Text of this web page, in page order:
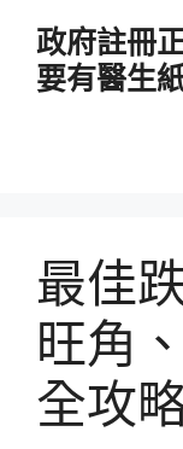
政府註冊
要有醫生
最佳
旺角
全攻